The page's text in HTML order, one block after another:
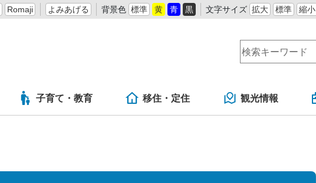
Romaji よみあげる 背景色 標準 黄 青 黒 文字サイズ 拡大 標準 縮小
子育て・教育 移住・定住 観光情報